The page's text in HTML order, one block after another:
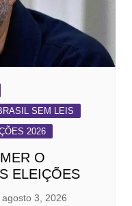
SEM LEIS
2026
O
ELEIÇÕES
agosto 3, 2026